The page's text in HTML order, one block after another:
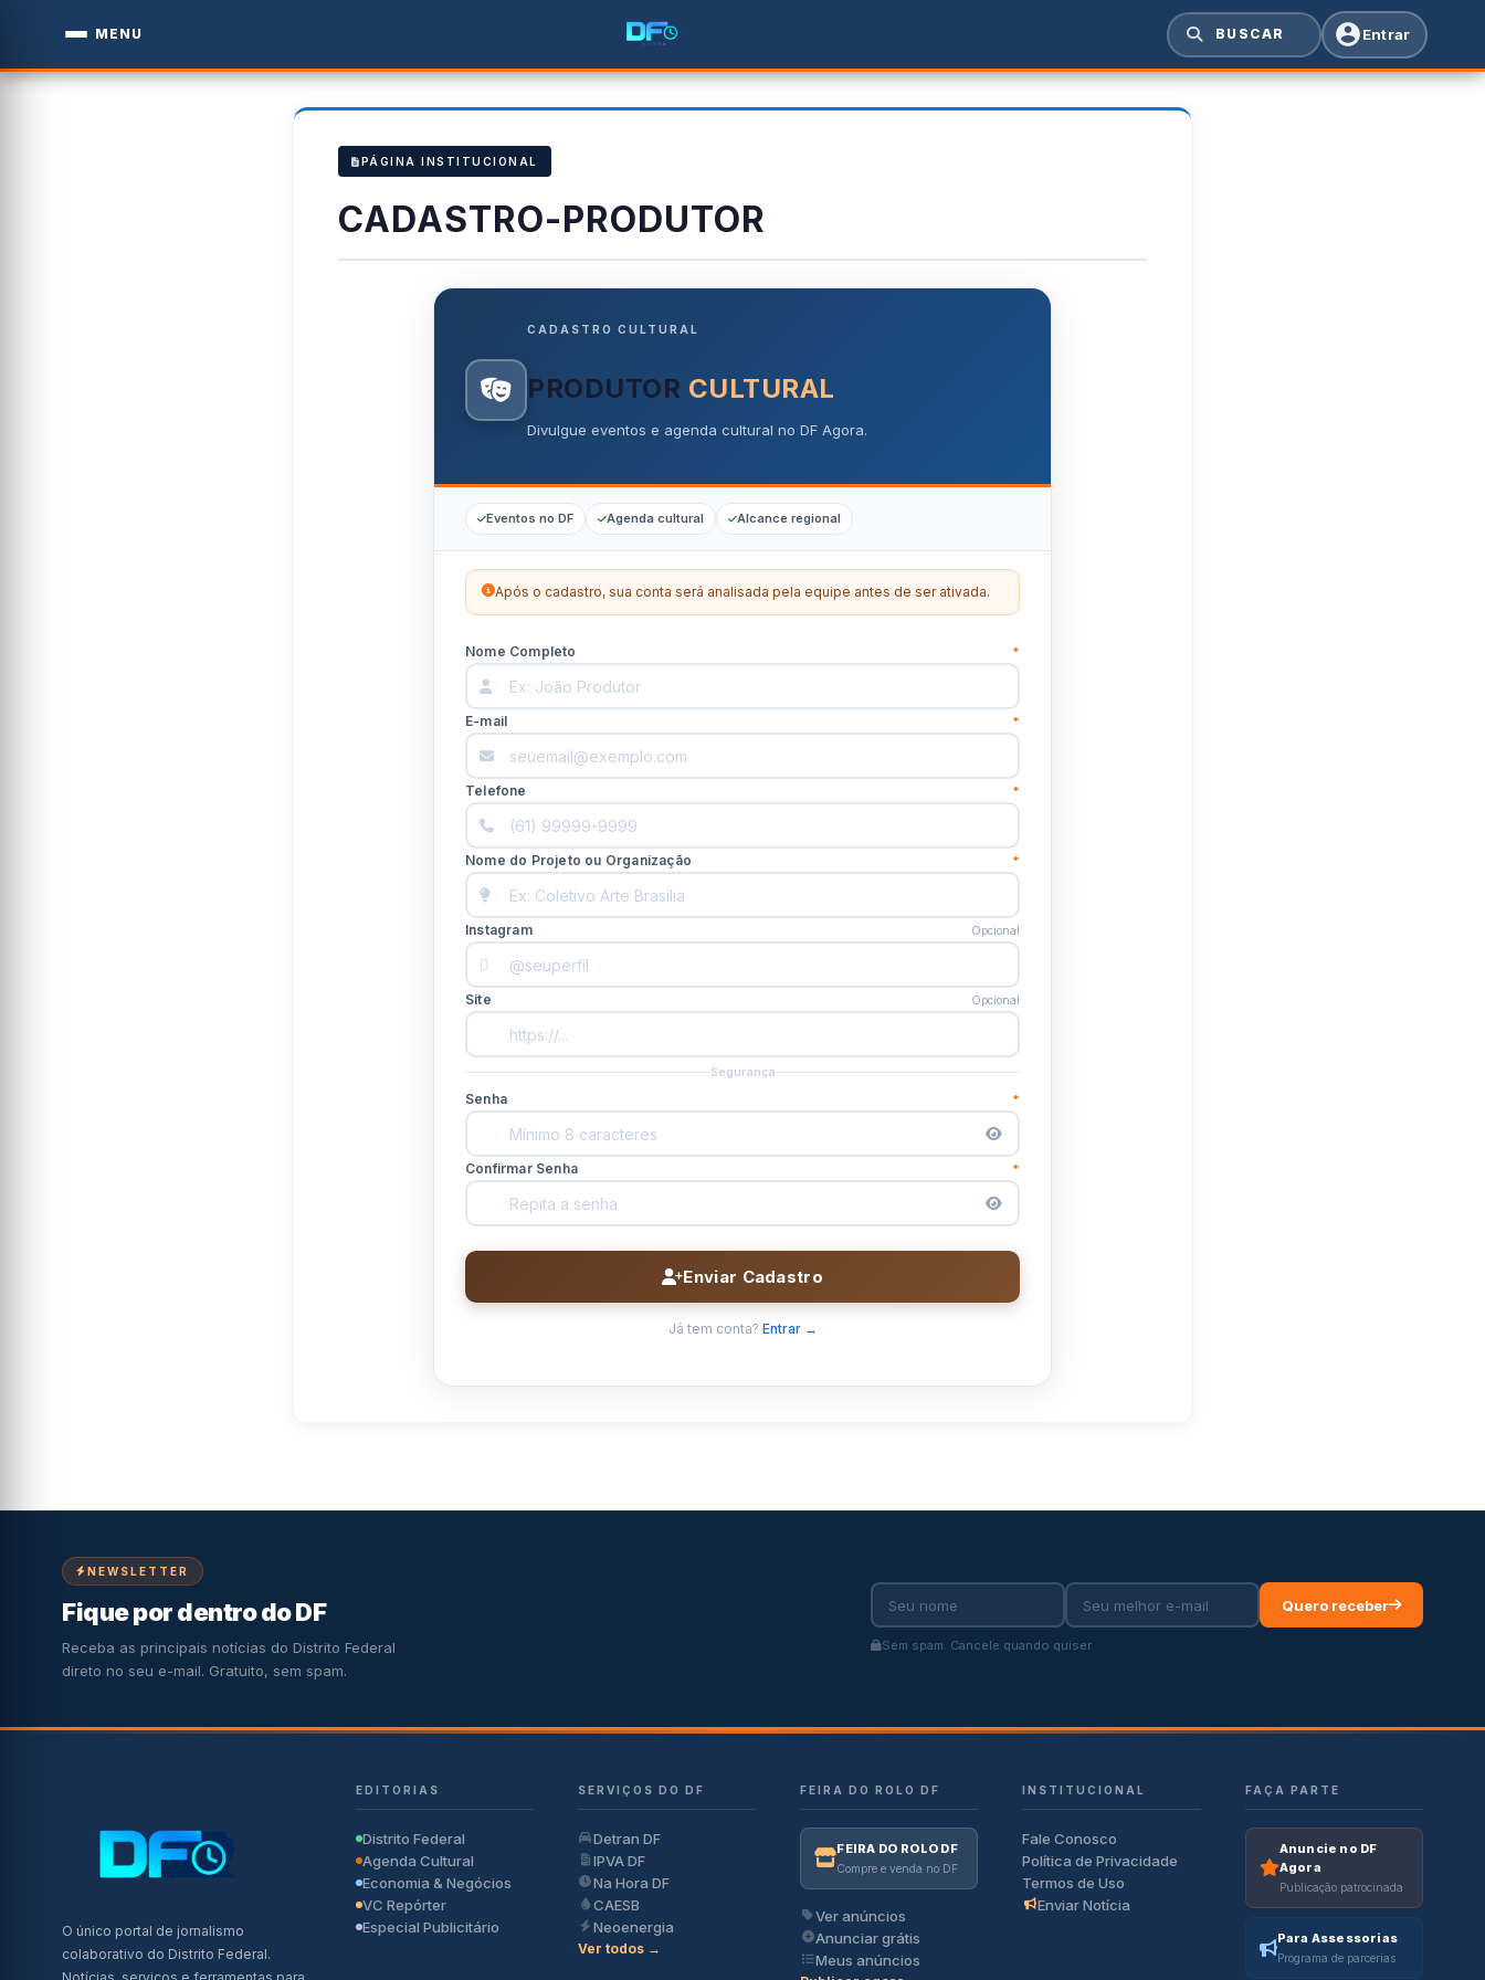
MENU BUSCAR Entrar
PÁGINA INSTITUCIONAL
CADASTRO-PRODUTOR
CADASTRO CULTURAL
PRODUTOR CULTURAL
Divulgue eventos e agenda cultural no DF Agora.
Eventos no DF Agenda cultural Alcance regional
Após o cadastro, sua conta será analisada pela equipe antes de ser ativada.
Nome Completo *
E-mail *
Telefone *
Nome do Projeto ou Organização *
Instagram Opcional
Site Opcional
Segurança
Senha *
Confirmar Senha *
Enviar Cadastro
Já tem conta? Entrar →
NEWSLETTER
Fique por dentro do DF
Receba as principais notícias do Distrito Federal
direto no seu e-mail. Gratuito, sem spam.
Quero receber
Sem spam. Cancele quando quiser.
O único portal de jornalismo
colaborativo do Distrito Federal.
EDITORIAS
Distrito Federal
Agenda Cultural
Economia & Negócios
VC Repórter
Especial Publicitário
SERVIÇOS DO DF
Detran DF
IPVA DF
Na Hora DF
CAESB
Neoenergia
Ver todos →
FEIRA DO ROLO DF
FEIRA DO ROLO DF
Compre e venda no DF
Ver anúncios
Anunciar grátis
Meus anúncios
INSTITUCIONAL
Fale Conosco
Política de Privacidade
Termos de Uso
Enviar Notícia
FAÇA PARTE
Anuncie no DF
Agora
Publicação patrocinada
Para Assessorias
Programa de parcerias